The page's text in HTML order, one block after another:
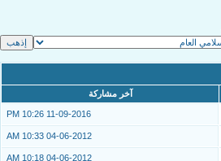
آخر مشاركة
11-09-2016
10:26 PM
04-06-2012
10:33 AM
04-06-2012
10:18 AM